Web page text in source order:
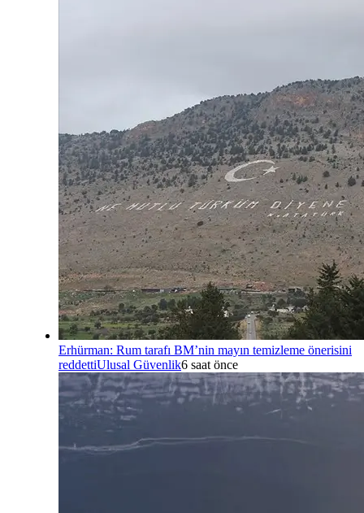
Erhürman: Rum tarafı BM’nin mayın temizleme önerisini
reddettiUlusal Güvenlik6 saat önce